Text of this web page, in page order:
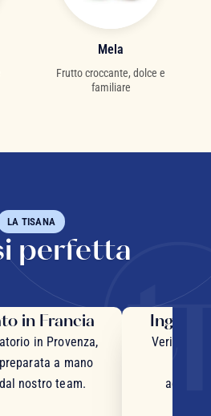
Mela
Frutto croccante, dolce e
familiare
LA TISANA
perfetta
in Francia
in Provenza,
a mano
nostro team.
Veri pezzi